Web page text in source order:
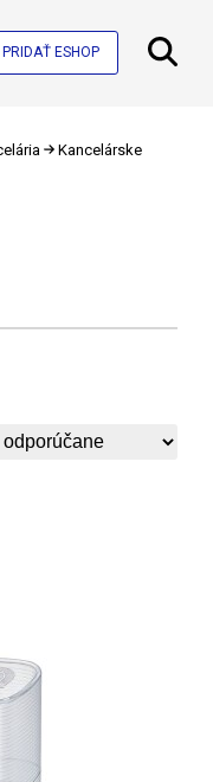
PRIDAŤ ESHOP
Kancelárske